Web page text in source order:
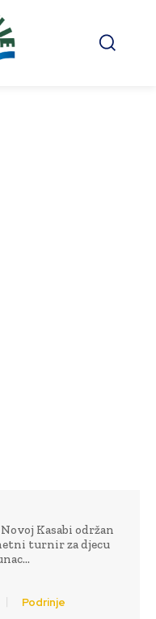
Kasabi održan
turnir za djecu
Podrinje